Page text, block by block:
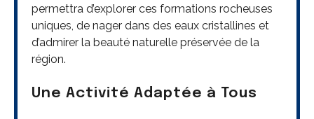
permettra d’explorer ces formations rocheuses
uniques, de nager dans des eaux cristallines et
d’admirer la beauté naturelle préservée de la
région.
Une Activité Adaptée à Tous